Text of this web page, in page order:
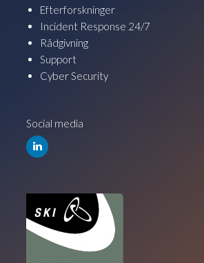
Efterforskninger
Incident Response 24/7
Rådgivning
Support
Cyber Security
Social media